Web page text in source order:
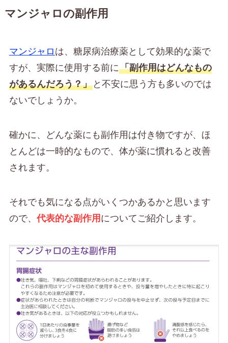
マンジャロの副作用
マンジャロ は、糖尿病治療薬として効果的な薬で
すが、実際に使用する前に「副作用はどんなもの
があるんだろう？」と不安に思う方も多いのでは
ないでしょうか。
確かに、どんな薬にも副作用は付き物ですが、ほ
とんどは一時的なもので、体が薬に慣れると改善
されます。
それでも気になる点がいくつかあるかと思います
ので、 代表的な副作用 についてご紹介します。